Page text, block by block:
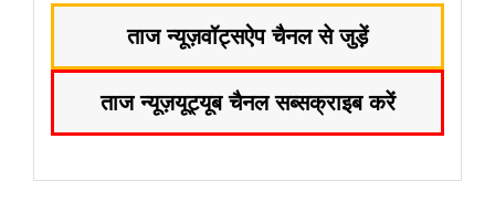
ताज न्यूज़वॉट्सऐप चैनल से जुड़ें
ताज न्यूज़यूट्यूब चैनल सब्सक्राइब करें